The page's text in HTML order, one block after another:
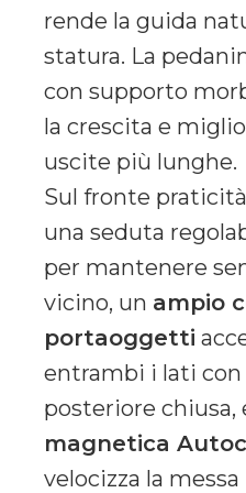
rende la guida
statura. La
con supporto
la crescita e
uscite più lunghe.
Sul fronte
una seduta
per mantenere
vicino, un ampio
portaoggetti
entrambi i lati con
posteriore chiusa,
magnetica
velocizza la